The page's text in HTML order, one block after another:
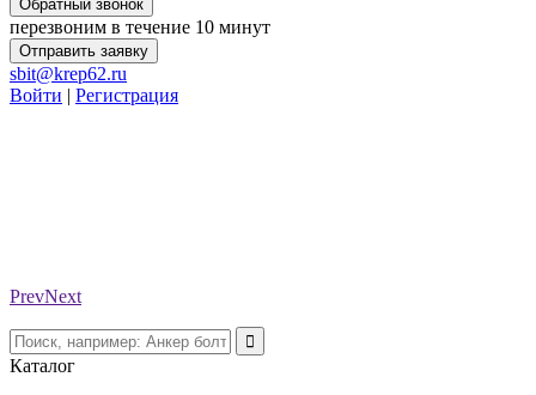
Обратный звонок
перезвоним в течение 10 минут
Отправить заявку
sbit@krep62.ru
Войти | Регистрация
PrevNext
Каталог